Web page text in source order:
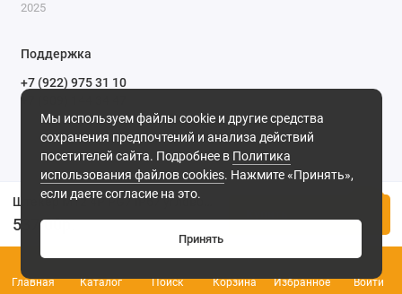
Главная Каталог Поиск Корзина
0
Избранное
Войти
537.00р.
Мы используем файлы cookie и другие средства
сохранения предпочтений и анализа действий
посетителей сайта. Подробнее в Политика
использования файлов cookies. Нажмите «Принять»,
если даете согласие на это.
Принять
2025
Поддержка
+7 (922) 975 31 10
+7 (909) 144 34 47
пн-пт с 9-00 до 18-00 часов,
сб с 10-00 до 15-00 часов,
вс выходной
(MSK, UTC+3)